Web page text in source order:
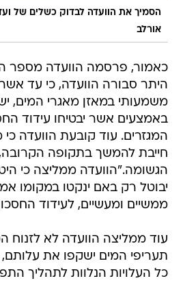
הסמיך את הוועדה לבדוק כשלים של
אורלב
כאמור, פרסמה הוועדה מספר
היתר סבורה הוועדה, כי עד אשר
משמעותי במאזן מאגרי המים,
באמצעים אשר יבטיחו עידוד
המגזרים. עוד קובעת הוועדה כי
חייבת להמשך בתקופה
הגשומה."הוועדה ממליצה כי
יבוטל רק באם ינקטו במקומו
ממשיים ומעשיים, לעידוד
עוד ממליצה הוועדה לא לזנוח
תעריפי המים ישקפו את
כל העלויות הנלוות לתהליך